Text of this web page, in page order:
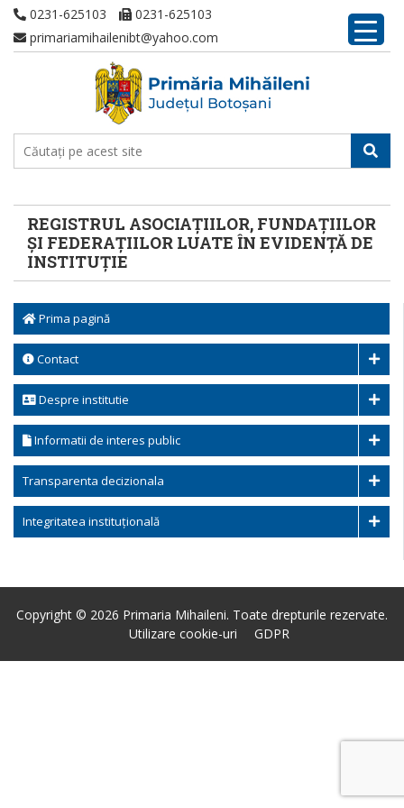
0231-625103
0231-625103
primariamihailenibt@yahoo.com
REGISTRUL ASOCIAȚIILOR, FUNDAȚIILOR
ȘI FEDERAȚIILOR LUATE ÎN EVIDENȚĂ DE
INSTITUȚIE
Prima pagină
Contact
Despre institutie
Informatii de interes public
Transparenta decizionala
Integritatea instituțională
Copyright © 2026 Primaria Mihaileni. Toate drepturile rezervate.
Utilizare cookie-uri
GDPR